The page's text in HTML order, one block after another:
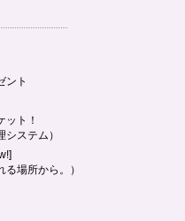
ント
ト！
システム）
る場所から。）